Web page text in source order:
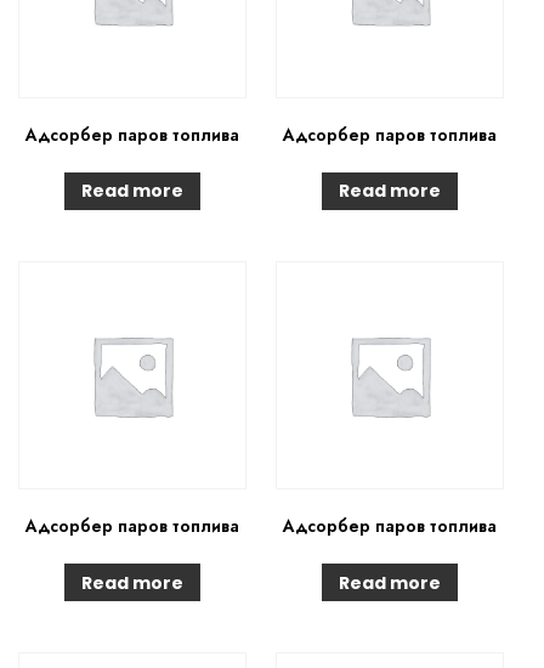
Адсорбер паров топлива
Read more
Адсорбер паров топлива
Read more
Адсорбер паров топлива
Read more
Адсорбер паров топлива
Read more